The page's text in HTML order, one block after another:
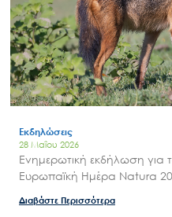
Εκδηλώσεις
28 Μαΐου 2026
Ενημερωτική εκδήλωση για
Ευρωπαϊκή Ημέρα Natura
Διαβάστε Περισσότερα